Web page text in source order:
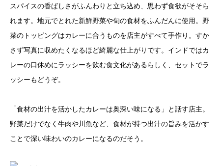
スパイスの香ばしさがふんわりと立ち込め、思わず食欲がそそら
れます。地元でとれた新鮮野菜や旬の食材をふんだんに使用。野
菜のトッピングはカレーに合うものを店主がすべて手作り。すか
さず写真に収めたくなるほど綺麗な仕上がりです。インドではカ
レーの口休めにラッシーを飲む食文化があるらしく、セットでラ
ッシーもどうぞ。
「食材の出汁を活かしたカレーは奥深い味になる」と話す店主。
野菜だけでなく牛肉や川魚など、食材が持つ出汁の旨みを活かす
ことで深い味わいのカレーになるのだそう。